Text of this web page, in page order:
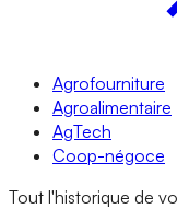
Agrofourniture
Agroalimentaire
AgTech
Coop-négoce
Tout l'historique de